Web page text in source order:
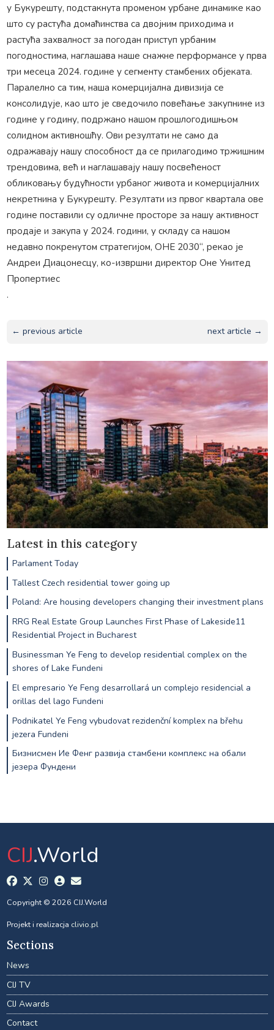
у Букурешту, подстакнута променом урбане динамике као
што су растућа домаћинства са двојним приходима и
растућа захвалност за погодан приступ урбаним
погодностима, наглашава наше снажне перформансе у прва
три месеца 2024. године у сегменту стамбених објеката.
Паралелно са тим, наша комерцијална дивизија се
консолидује, као што је сведочило повећање закупнине из
године у годину, подржано нашом прошлогодишњом
солидном активношћу. Ови резултати не само да
одражавају нашу способност да се прилагодимо тржишним
трендовима, већ и наглашавају нашу посвећеност
обликовању будућности урбаног живота и комерцијалних
некретнина у Букурешту. Резултати из првог квартала ове
године поставили су одличне просторе за нашу активност
продаје и закупа у 2024. години, у складу са нашом
недавно покренутом стратегијом, ОНЕ 2030“, рекао је
Андреи Диацонесцу, ко-извршни директор Оне Унитед
Пропертиес
.
← previous article next article →
Latest in this category
Parlament Today
Tallest Czech residential tower going up
Poland: Are housing developers changing their investment plans
RRG Real Estate Group Launches First Phase of Lakeside11
Residential Project in Bucharest
Businessman Ye Feng to develop residential complex on the
shores of Lake Fundeni
El empresario Ye Feng desarrollará un complejo residencial a
orillas del lago Fundeni
Podnikatel Ye Feng vybudovat rezidenční komplex na břehu
jezera Fundeni
Бизнисмен Ие Фенг развија стамбени комплекс на обали
језера Фундени
CIJ.World
Copyright © 2026 CIJ.World
Projekt i realizacja clivio.pl
Sections
News
CIJ TV
CIJ Awards
Contact